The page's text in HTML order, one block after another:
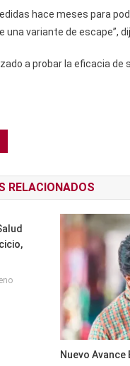
hace meses para
una variante de escape”,
a probar la eficacia de
RELACIONADOS
Nuevo Avance